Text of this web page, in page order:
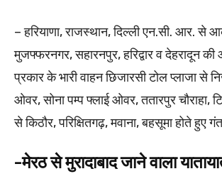
– हरियाणा, राजस्थान, दिल्ली एन.सी. आर. से
मुजफ्फरनगर, सहारनपुर, हरिद्वार व देहरादून
प्रकार के भारी वाहन छिजारसी टोल प्लाजा से
ओवर, सोना पम्प फ्लाई ओवर, ततारपुर चौराहा,
से किठौर, परिक्षितगढ़, मवाना, बहसूमा होते हुए
-मेरठ से मुरादाबाद जाने वाला